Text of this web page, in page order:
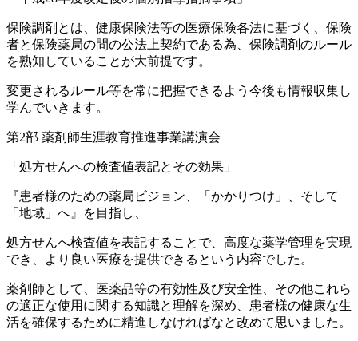
保険調剤とは、健康保険法等の医療保険各法に基づく、保険
者と保険薬局の間の公法上契約である為、保険調剤のルール
を熟知していることが大前提です。
変更されるルール等を常に把握できるよう今後も情報収集し
学んでいきます。
第2部 薬剤師生涯教育推進事業講演会
「処方せんへの検査値表記とその効果」
『患者様のための薬局ビジョン、「かかりつけ」、そして
「地域」へ』を目指し、
処方せんへ検査値を表記することで、高度な薬学管理を実現
でき、より良い医療を提供できるという内容でした。
薬剤師として、医薬品等の有効性及び安全性、その他これら
の適正な使用に関する知識と理解を深め、患者様の健康な生
活を確保するために精進しなければなと改めて思いました。